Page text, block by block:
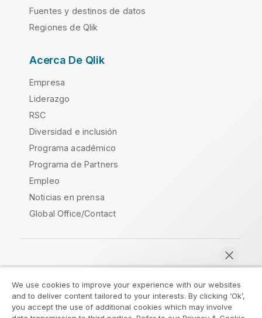
Fuentes y destinos de datos
Regiones de Qlik
Acerca De Qlik
Empresa
Liderazgo
RSC
Diversidad e inclusión
Programa académico
Programa de Partners
Empleo
Noticias en prensa
Global Office/Contact
Acuerdos legales
Condiciones del producto
We use cookies to improve your experience with our websites
and to deliver content tailored to your interests. By clicking ‘Ok’,
you accept the use of additional cookies which may involve